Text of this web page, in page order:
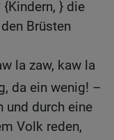
} die
Brüsten
la zaw, kaw la
da ein wenig! –
und durch eine
Volk reden,